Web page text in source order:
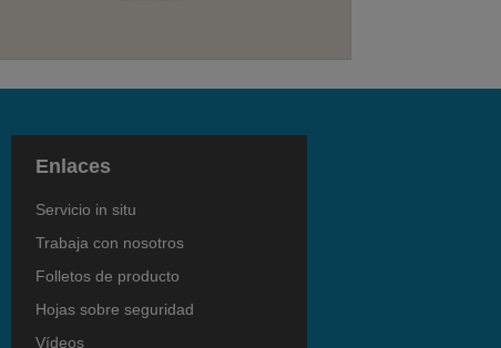
Enlaces
Servicio in situ
Trabaja con nosotros
Folletos de producto
Hojas sobre seguridad
Vídeos